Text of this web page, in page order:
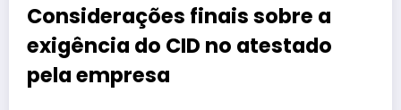
Considerações finais sobre a
exigência do CID no atestado
pela empresa